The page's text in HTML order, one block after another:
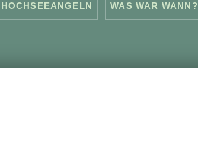
HOCHSEEANGELN WAS WAR WANN?